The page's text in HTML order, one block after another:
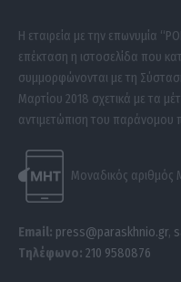
Η εταιρεία με την επωνυμία
επέκταση η ιστοσελίδα που
συμμορφώνονται με τη
Μαρτίου 2018 σχετικά με τα
αντιμετώπιση του παράνομου
Μοναδικός αριθμός
Email: press@paraskhnio.gr,
Τηλέφωνο: 210 9580876